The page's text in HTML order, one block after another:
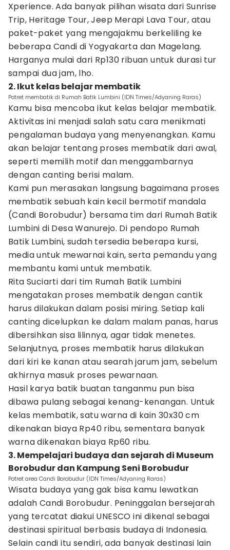
Xperience. Ada banyak pilihan wisata dari Sunrise
Trip, Heritage Tour, Jeep Merapi Lava Tour, atau
paket-paket yang mengajakmu berkeliling ke
beberapa Candi di Yogyakarta dan Magelang.
Harganya mulai dari Rp130 ribuan untuk durasi tur
sampai dua jam, lho.
2. Ikut kelas belajar membatik
Potret membatik di Rumah Batik Lumbini (IDN Times/Adyaning Raras)
Kamu bisa mencoba ikut kelas belajar membatik.
Aktivitas ini menjadi salah satu cara menikmati
pengalaman budaya yang menyenangkan. Kamu
akan belajar tentang proses membatik dari awal,
seperti memilih motif dan menggambarnya
dengan canting berisi malam.
Kami pun merasakan langsung bagaimana proses
membatik sebuah kain kecil bermotif mandala
(Candi Borobudur) bersama tim dari Rumah Batik
Lumbini di Desa Wanurejo. Di pendopo Rumah
Batik Lumbini, sudah tersedia beberapa kursi,
media untuk mewarnai kain, serta pemandu yang
membantu kami untuk membatik.
Rita Suciarti dari tim Rumah Batik Lumbini
mengatakan proses membatik dengan cantik
harus dilakukan dalam posisi miring. Setiap kali
canting dicelupkan ke dalam malam panas, harus
dibersihkan sisa lilinnya, agar tidak menetes.
Selanjutnya, proses membatik harus dilakukan
dari kiri ke kanan atau searah jarum jam, sebelum
akhirnya masuk proses pewarnaan.
Hasil karya batik buatan tanganmu pun bisa
dibawa pulang sebagai kenang-kenangan. Untuk
kelas membatik, satu warna di kain 30x30 cm
dikenakan biaya Rp40 ribu, sementara banyak
warna dikenakan biaya Rp60 ribu.
3. Mempelajari budaya dan sejarah di Museum
Borobudur dan Kampung Seni Borobudur
Potret area Candi Borobudur (IDN Times/Adyaning Raras)
Wisata budaya yang gak bisa kamu lewatkan
adalah Candi Borobudur. Peninggalan bersejarah
yang tercatat diakui UNESCO ini dikenal sebagai
destinasi spiritual berbasis budaya di Indonesia.
Selain candi itu sendiri, ada banyak destinasi lain